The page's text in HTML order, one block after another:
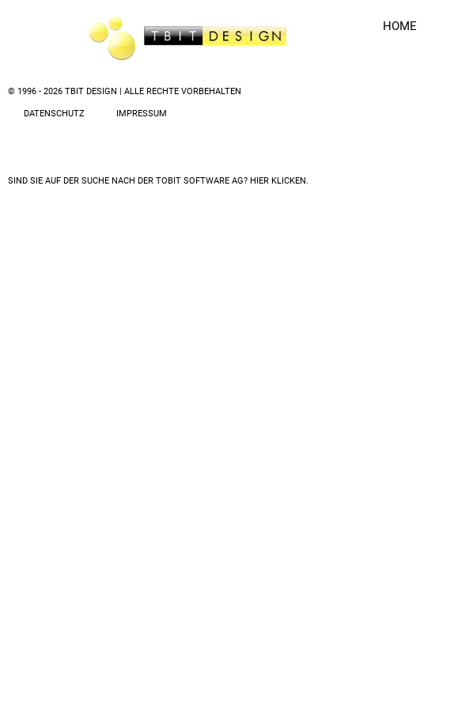
HOME
© 1996 - 2026 TBIT DESIGN | ALLE RECHTE VORBEHALTEN
DATENSCHUTZ IMPRESSUM
SIND SIE AUF DER SUCHE NACH DER TOBIT SOFTWARE AG? HIER KLICKEN.